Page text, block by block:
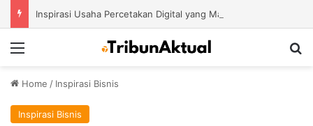
Home / Inspirasi Bisnis
Inspirasi Bisnis